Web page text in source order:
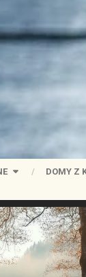
DOMY Z